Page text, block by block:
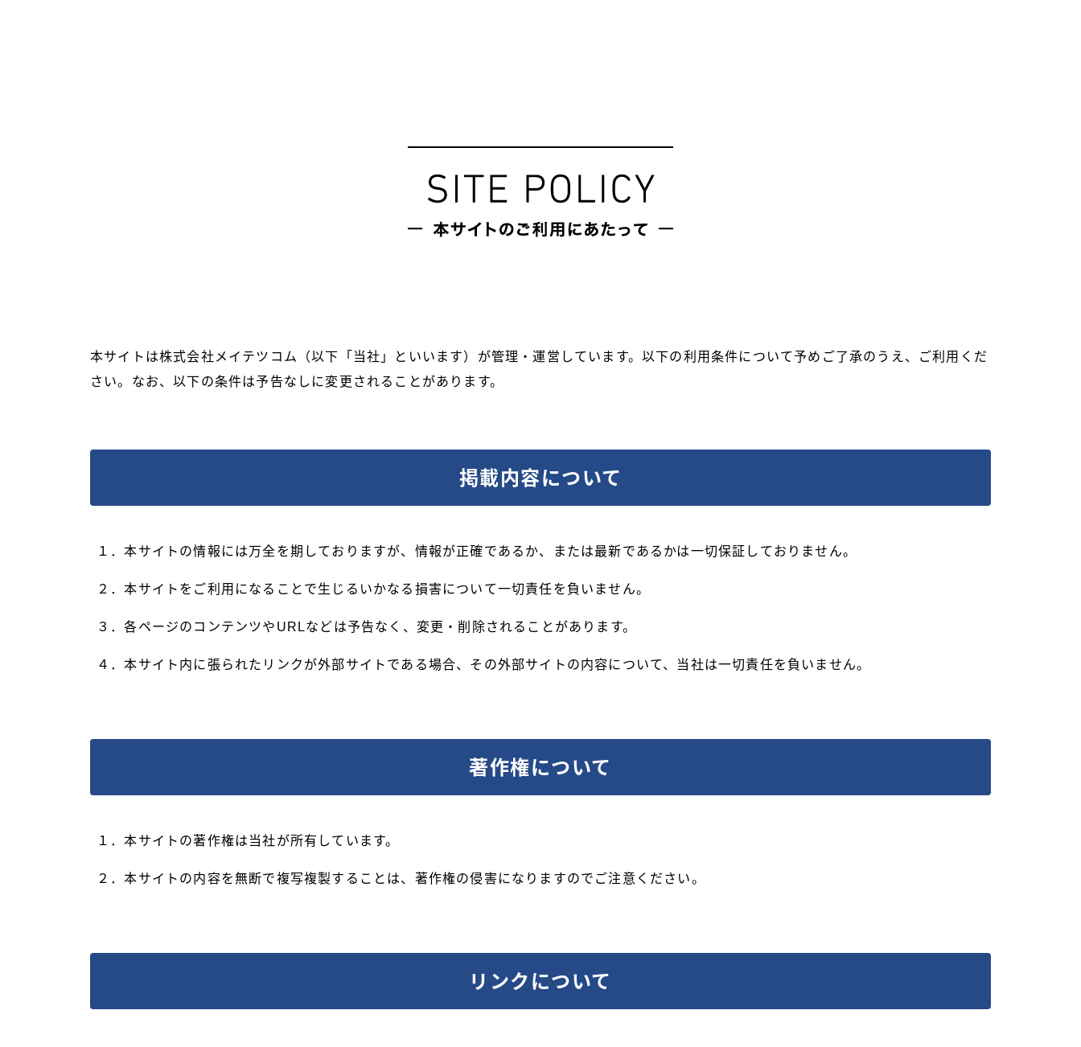
本サイトは株式会社メイテツコム（以下「当社」といいます）が管理・運営しています。以下の利用条件について予めご了承のうえ、ご利用くだ
さい。なお、以下の条件は予告なしに変更されることがあります。
掲載内容について
１．本サイトの情報には万全を期しておりますが、情報が正確であるか、または最新であるかは一切保証しておりません。
２．本サイトをご利用になることで生じるいかなる損害について一切責任を負いません。
３．各ページのコンテンツやURLなどは予告なく、変更・削除されることがあります。
４．本サイト内に張られたリンクが外部サイトである場合、その外部サイトの内容について、当社は一切責任を負いません。
著作権について
１．本サイトの著作権は当社が所有しています。
２．本サイトの内容を無断で複写複製することは、著作権の侵害になりますのでご注意ください。
リンクについて